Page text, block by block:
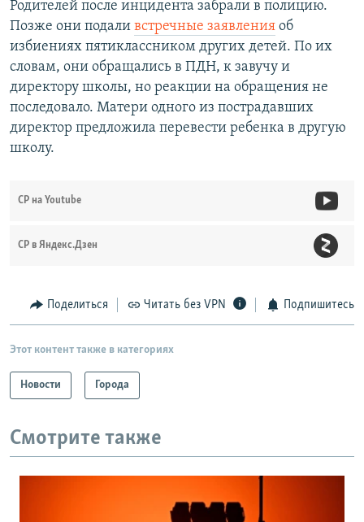
Родителей после инцидента забрали в полицию.
Позже они подали встречные заявления об
избиениях пятиклассником других детей. По их
словам, они обращались в ПДН, к завучу и
директору школы, но реакции на обращения не
последовало. Матери одного из пострадавших
директор предложила перевести ребенка в другую
школу.
СР на Youtube
СР в Яндекс.Дзен
Поделиться Читать без VPN Подпишитесь
Этот контент также в категориях
Новости Города
Смотрите также